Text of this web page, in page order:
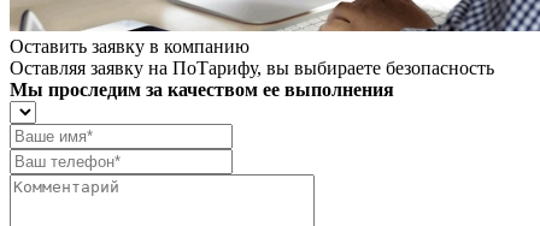
Оставить заявку в компанию
Оставляя заявку на ПоТарифу, вы выбираете безопасность
Мы проследим за качеством ее выполнения